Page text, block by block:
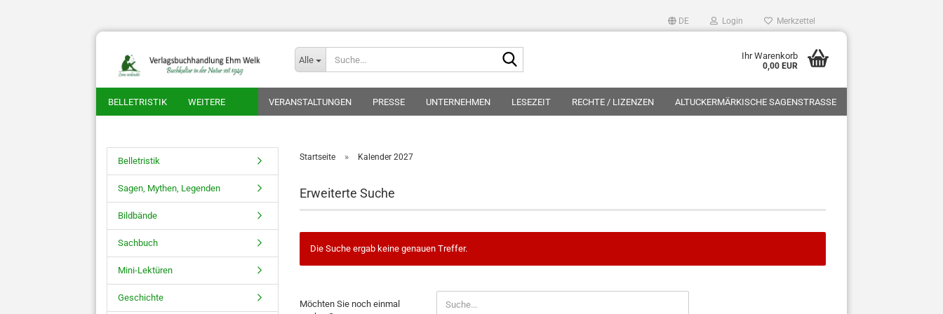
DE Login Merkzettel
Alle Ihr Warenkorb
0,00 EUR
BELLETRISTIK VERANSTALTUNGEN PRESSE UNTERNEHMEN LESEZEIT RECHTE / LIZENZEN ALTUCKERMÄRKISCHE SAGENSTRASSE
WEITERE
Startseite » Kalender 2027
Erweiterte Suche
Die Suche ergab keine genauen Treffer.
SIE
Möchten Sie noch einmal
Belletristik
Sagen, Mythen, Legenden
Bildbände
Sachbuch
Mini-Lektüren
Geschichte